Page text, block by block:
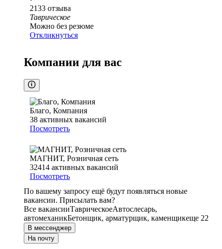
2133 отзыва
Таврическое
Можно без резюме
Откликнуться
Компании для вас
Благо, Компания
38 активных вакансий
Посмотреть
МАГНИТ, Розничная сеть
32414 активных вакансий
Посмотреть
По вашему запросу ещё будут появляться новые
вакансии. Присылать вам?
Все вакансииТаврическоеАвтослесарь,
автомеханикБетонщик, арматурщик, каменщикеще 22
В мессенджер
На почту